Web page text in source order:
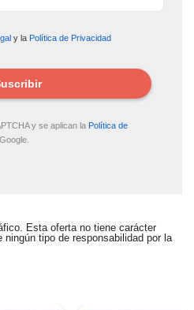
y la Política de Privacidad
y se aplican la Política de
de precio.
Esta oferta no tiene carácter
tipo de responsabilidad por la